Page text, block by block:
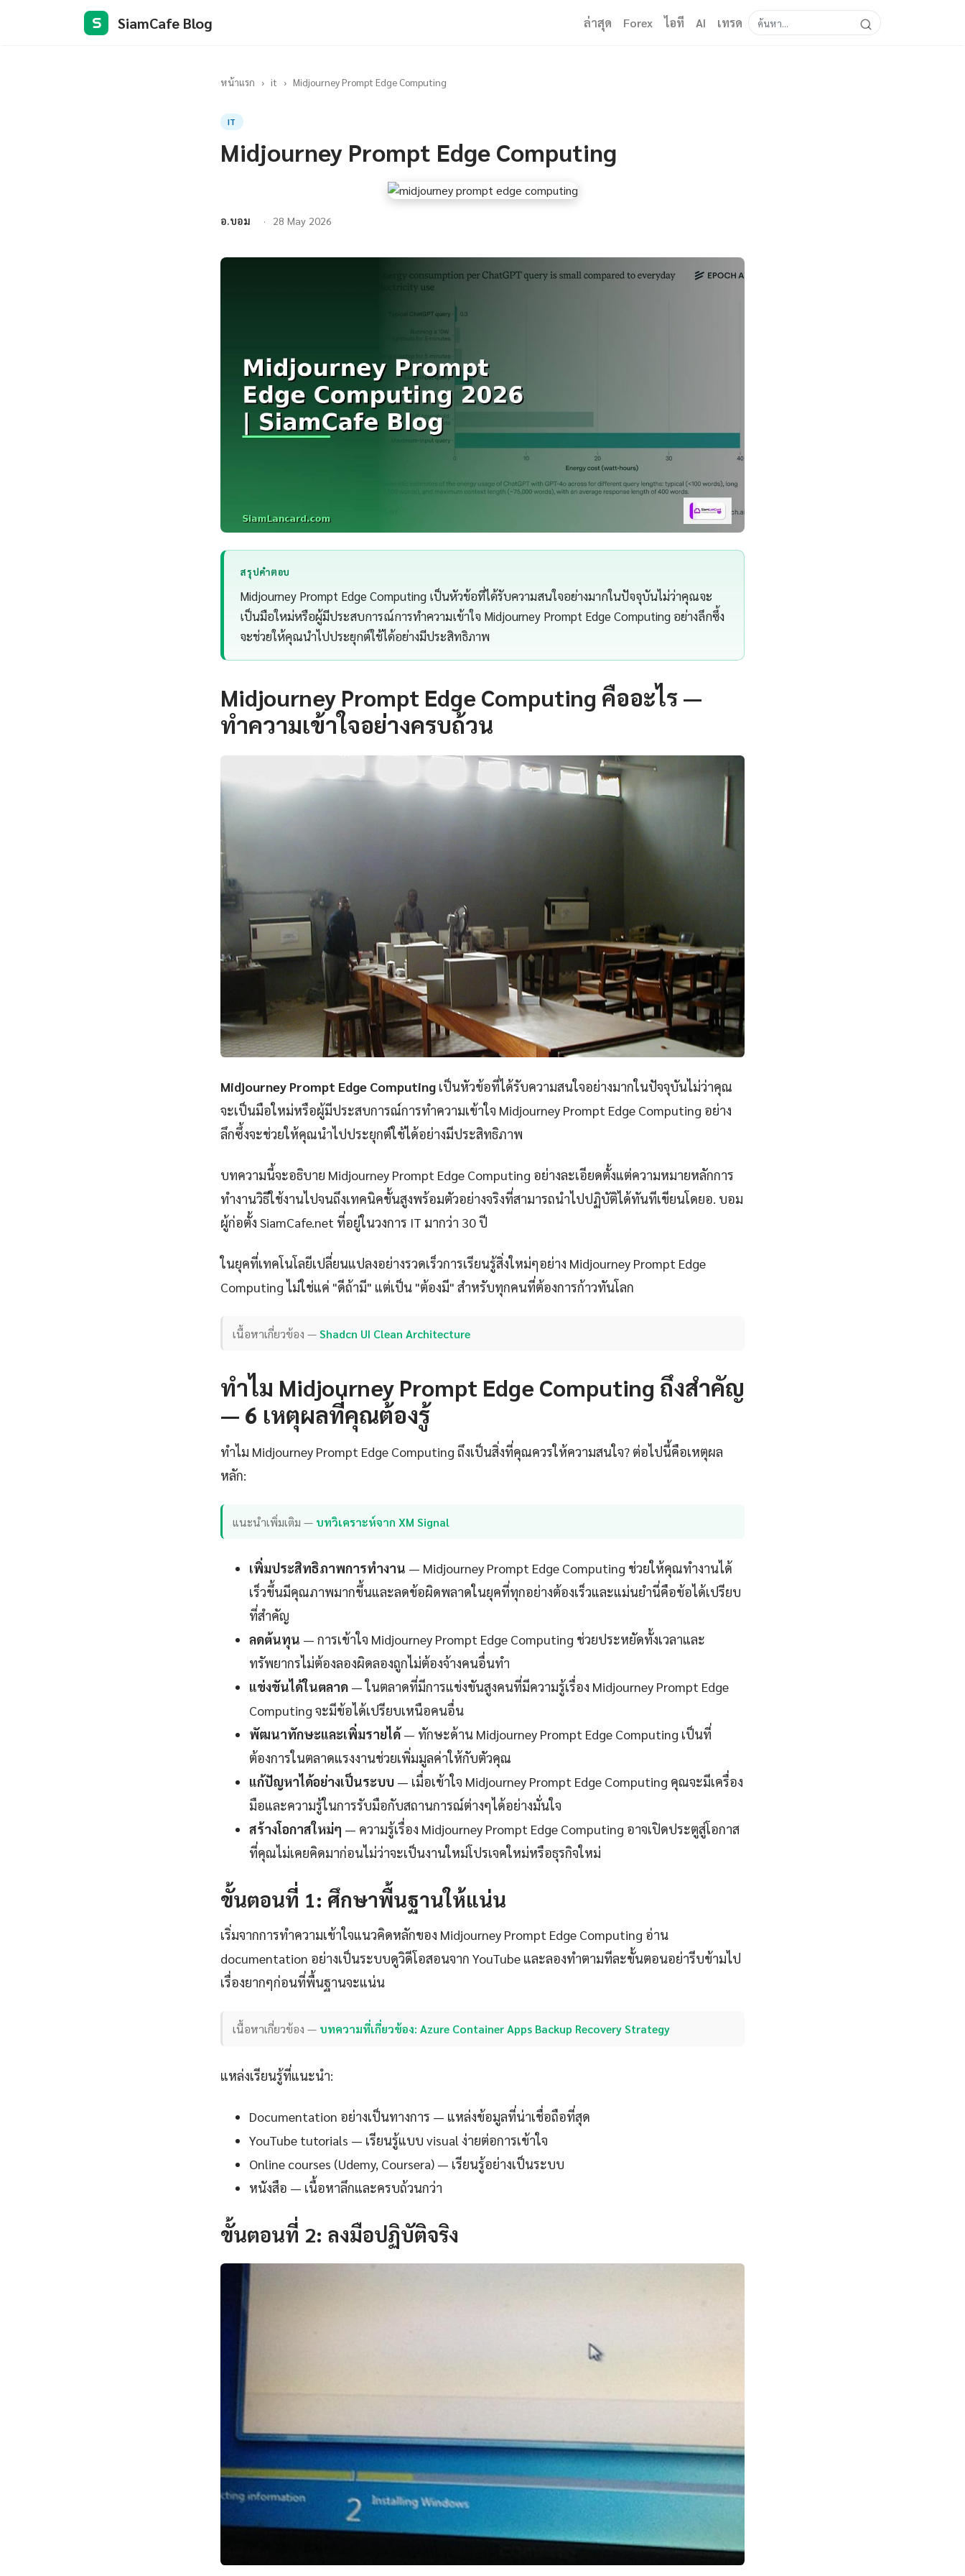
S SiamCafe Blog ล่าสุด Forex ไอที AI เทรด
หน้าแรก › it › Midjourney Prompt Edge Computing
IT
Midjourney Prompt Edge Computing
อ.บอม 28 May 2026
สรุปคำตอบ
Midjourney Prompt Edge Computing เป็นหัวข้อที่ได้รับความสนใจอย่างมากในปัจจุบันไม่ว่าคุณจะ
เป็นมือใหม่หรือผู้มีประสบการณ์การทำความเข้าใจ Midjourney Prompt Edge Computing อย่างลึกซึ้ง
จะช่วยให้คุณนำไปประยุกต์ใช้ได้อย่างมีประสิทธิภาพ
Midjourney Prompt Edge Computing คืออะไร —
ทำความเข้าใจอย่างครบถ้วน
Midjourney Prompt Edge Computing เป็นหัวข้อที่ได้รับความสนใจอย่างมากในปัจจุบันไม่ว่าคุณ
จะเป็นมือใหม่หรือผู้มีประสบการณ์การทำความเข้าใจ Midjourney Prompt Edge Computing อย่าง
ลึกซึ้งจะช่วยให้คุณนำไปประยุกต์ใช้ได้อย่างมีประสิทธิภาพ
บทความนี้จะอธิบาย Midjourney Prompt Edge Computing อย่างละเอียดตั้งแต่ความหมายหลักการ
ทำงานวิธีใช้งานไปจนถึงเทคนิคขั้นสูงพร้อมตัวอย่างจริงที่สามารถนำไปปฏิบัติได้ทันทีเขียนโดยอ. บอม
ผู้ก่อตั้ง SiamCafe.net ที่อยู่ในวงการ IT มากว่า 30 ปี
ในยุคที่เทคโนโลยีเปลี่ยนแปลงอย่างรวดเร็วการเรียนรู้สิ่งใหม่ๆอย่าง Midjourney Prompt Edge
Computing ไม่ใช่แค่ "ดีถ้ามี" แต่เป็น "ต้องมี" สำหรับทุกคนที่ต้องการก้าวทันโลก
เนื้อหาเกี่ยวข้อง —Shadcn UI Clean Architecture
ทำไม Midjourney Prompt Edge Computing ถึงสำคัญ
— 6 เหตุผลที่คุณต้องรู้
ทำไม Midjourney Prompt Edge Computing ถึงเป็นสิ่งที่คุณควรให้ความสนใจ? ต่อไปนี้คือเหตุผล
หลัก:
แนะนำเพิ่มเติม — บทวิเคราะห์จาก XM Signal
เพิ่มประสิทธิภาพการทำงาน — Midjourney Prompt Edge Computing ช่วยให้คุณทำงานได้
เร็วขึ้นมีคุณภาพมากขึ้นและลดข้อผิดพลาดในยุคที่ทุกอย่างต้องเร็วและแม่นยำนี่คือข้อได้เปรียบ
ที่สำคัญ
ลดต้นทุน — การเข้าใจ Midjourney Prompt Edge Computing ช่วยประหยัดทั้งเวลาและ
ทรัพยากรไม่ต้องลองผิดลองถูกไม่ต้องจ้างคนอื่นทำ
แข่งขันได้ในตลาด — ในตลาดที่มีการแข่งขันสูงคนที่มีความรู้เรื่อง Midjourney Prompt Edge
Computing จะมีข้อได้เปรียบเหนือคนอื่น
พัฒนาทักษะและเพิ่มรายได้— ทักษะด้าน Midjourney Prompt Edge Computing เป็นที่
ต้องการในตลาดแรงงานช่วยเพิ่มมูลค่าให้กับตัวคุณ
แก้ปัญหาได้อย่างเป็นระบบ — เมื่อเข้าใจ Midjourney Prompt Edge Computing คุณจะมีเครื่อง
มือและความรู้ในการรับมือกับสถานการณ์ต่างๆได้อย่างมั่นใจ
สร้างโอกาสใหม่ๆ — ความรู้เรื่อง Midjourney Prompt Edge Computing อาจเปิดประตูสู่โอกาส
ที่คุณไม่เคยคิดมาก่อนไม่ว่าจะเป็นงานใหม่โปรเจคใหม่หรือธุรกิจใหม่
ขั้นตอนที่ 1: ศึกษาพื้นฐานให้แน่น
เริ่มจากการทำความเข้าใจแนวคิดหลักของ Midjourney Prompt Edge Computing อ่าน
documentation อย่างเป็นระบบดูวิดีโอสอนจาก YouTube และลองทำตามทีละขั้นตอนอย่ารีบข้ามไป
เรื่องยากๆก่อนที่พื้นฐานจะแน่น
เนื้อหาเกี่ยวข้อง — บทความที่เกี่ยวข้อง: Azure Container Apps Backup Recovery Strategy
แหล่งเรียนรู้ที่แนะนำ:
Documentation อย่างเป็นทางการ — แหล่งข้อมูลที่น่าเชื่อถือที่สุด
YouTube tutorials — เรียนรู้แบบ visual ง่ายต่อการเข้าใจ
Online courses (Udemy, Coursera) — เรียนรู้อย่างเป็นระบบ
หนังสือ — เนื้อหาลึกและครบถ้วนกว่า
ขั้นตอนที่ 2: ลงมือปฏิบัติจริง